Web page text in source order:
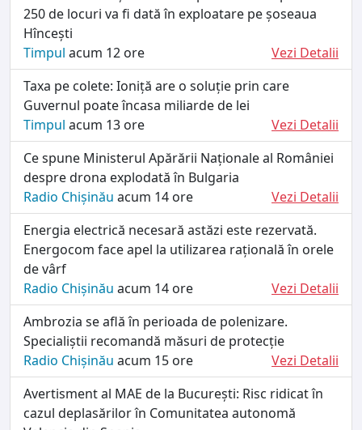
250 de locuri va fi dată în exploatare pe șoseaua
Hîncești
Timpul acum 12 ore
Vezi Detalii
Taxa pe colete: Ioniță are o soluție prin care
Guvernul poate încasa miliarde de lei
Timpul acum 13 ore
Vezi Detalii
Ce spune Ministerul Apărării Naționale al României
despre drona explodată în Bulgaria
Radio Chișinău acum 14 ore
Vezi Detalii
Energia electrică necesară astăzi este rezervată.
Energocom face apel la utilizarea rațională în orele
de vârf
Radio Chișinău acum 14 ore
Vezi Detalii
Ambrozia se află în perioada de polenizare.
Specialiștii recomandă măsuri de protecție
Radio Chișinău acum 15 ore
Vezi Detalii
Avertisment al MAE de la București: Risc ridicat în
cazul deplasărilor în Comunitatea autonomă